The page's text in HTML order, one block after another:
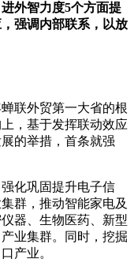
外智力度5个方面提
强调内部联系，以放
联外贸第一大省的根
，基于发挥联动效应
的举措，首条就强
化巩固提升电子信
群，推动智能家电及
器、生物医药、新型
业集群。同时，挖掘
产业。